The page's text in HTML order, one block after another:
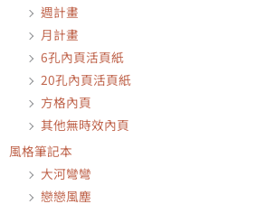
週計畫
月計畫
6孔內頁活頁紙
20孔內頁活頁紙
方格內頁
其他無時效內頁
風格筆記本
大河彎彎
戀戀風塵